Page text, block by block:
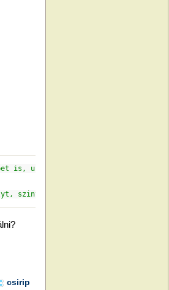
is, undefined
szintén undefined
csirip